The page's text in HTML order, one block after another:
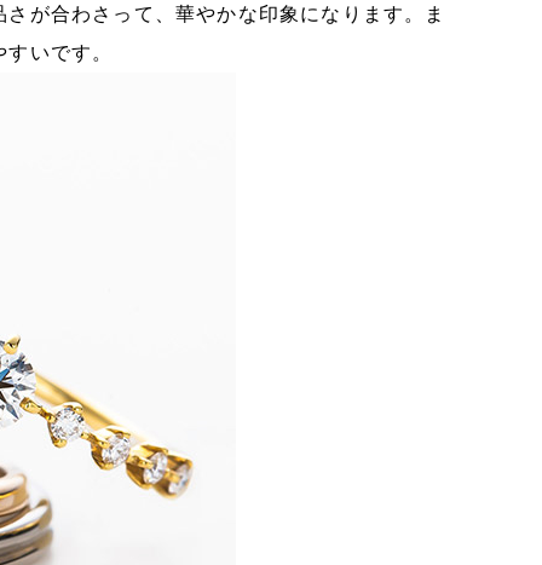
が合わさって、華やかな印象になります。ま
いです。